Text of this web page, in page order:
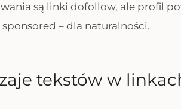
są linki dofollow, ale profil
– dla naturalności.
tekstów w